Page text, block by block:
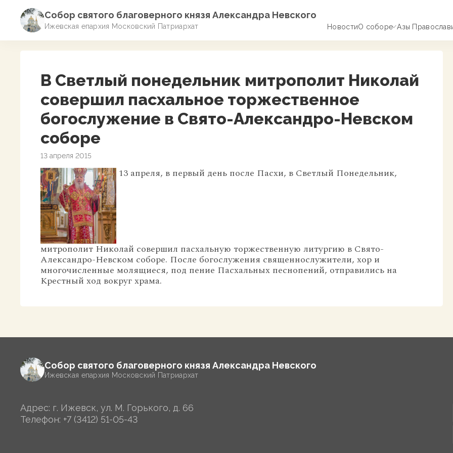
Собор святого благоверного князя Александра Невского
Ижевская епархия Московский Патриархат НовостиО соборе Азы
В Светлый понедельник митрополит Николай
совершил пасхальное торжественное
богослужение в Свято-Александро-Невском
соборе
13 апреля 2015
13 апреля, в первый день после Пасхи, в Светлый Понедельник,
митрополит Николай совершил пасхальную торжественную литургию в Свято-
Александро-Невском соборе. После богослужения священнослужители, хор и
многочисленные молящиеся, под пение Пасхальных песнопений, отправились на
Крестный ход вокруг храма.
Собор святого благоверного князя Александра Невского
Ижевская епархия Московский Патриархат
Адрес: г. Ижевск, ул. М. Горького, д. 66
Телефон: +7 (3412) 51-05-43